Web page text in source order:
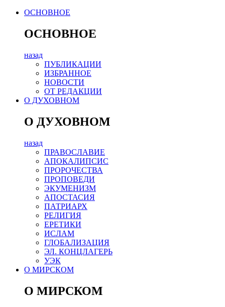
ОСНОВНОЕ
ОСНОВНОЕ
назад
ПУБЛИКАЦИИ
ИЗБРАННОЕ
НОВОСТИ
ОТ РЕДАКЦИИ
О ДУХОВНОМ
О ДУХОВНОМ
назад
ПРАВОСЛАВИЕ
АПОКАЛИПСИС
ПРОРОЧЕСТВА
ПРОПОВЕДИ
ЭКУМЕНИЗМ
АПОСТАСИЯ
ПАТРИАРХ
РЕЛИГИЯ
ЕРЕТИКИ
ИСЛАМ
ГЛОБАЛИЗАЦИЯ
ЭЛ. КОНЦЛАГЕРЬ
УЭК
О МИРСКОМ
О МИРСКОМ